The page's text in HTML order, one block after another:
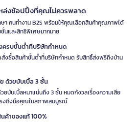
ล่งช้อปปิ้งที่คุณไม่ควรพลาด
า คนทำงาน B2S พร้อมให้คุณเลือกสินค้าคุณภาพได้
นและสิทธิพิเศษมากมาย
ครบขั้นต่ำที่บริษัทกำหนด
งซื้อสินค้าขั้นต่ำที่บริษัทกำหนด รับสิทธิ์ส่งฟรีถึงบ้าน
ด้วยบับเบิ้ล 3 ชั้น
ยบับเบิ้ลหนาแน่นถึง 3 ชั้น หมดกังวลเรื่องความเสีย
งถึงมือคุณในสภาพสมบูรณ์
ค้าของแท้ 100%